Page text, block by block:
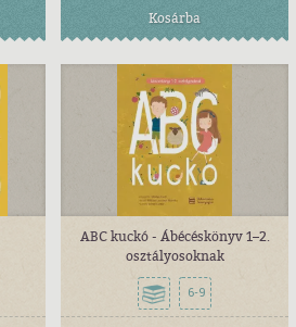
Kosárba
ABC kuckó - Ábécéskönyv 1–2.
osztályosoknak
6-9